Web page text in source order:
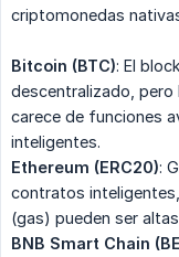
criptomonedas
Bitcoin (BTC): El
descentralizado, pero
carece de funciones
inteligentes.
Ethereum (ERC20):
contratos
(gas) pueden ser
BNB Smart Chain